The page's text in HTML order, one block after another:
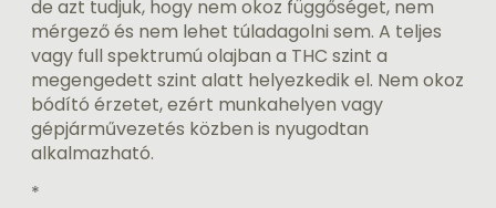
de azt tudjuk, hogy nem okoz függőséget, nem
mérgező és nem lehet túladagolni sem. A teljes
vagy full spektrumú olajban a THC szint a
megengedett szint alatt helyezkedik el. Nem okoz
bódító érzetet, ezért munkahelyen vagy
gépjárművezetés közben is nyugodtan
alkalmazható.
*